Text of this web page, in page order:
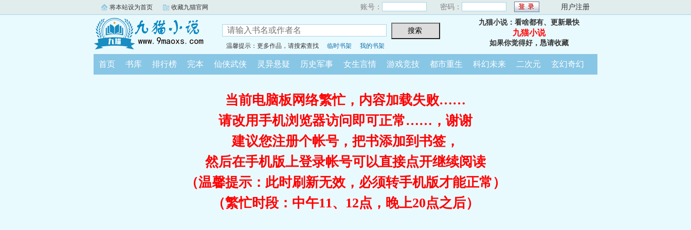
将本站设为首页 收藏九猫官网 账号： 密码： 用户注册
温馨提示：更多作品，请搜索查找 临时书架 我的书架
九猫小说：看啥都有、更新最快
九猫小说
如果你觉得好，恳请收藏
首页 书库 排行榜 完本 仙侠武侠 灵异悬疑 历史军事 女生言情 游戏竞技 都市重生 科幻未来 二次元 玄幻奇幻
当前电脑板网络繁忙，内容加载失败……
请改用手机浏览器访问即可正常……，谢谢
建议您注册个帐号，把书添加到书签，
然后在手机版上登录帐号可以直接点开继续阅读
（温馨提示：此时刷新无效，必须转手机版才能正常）
（繁忙时段：中午11、12点，晚上20点之后）